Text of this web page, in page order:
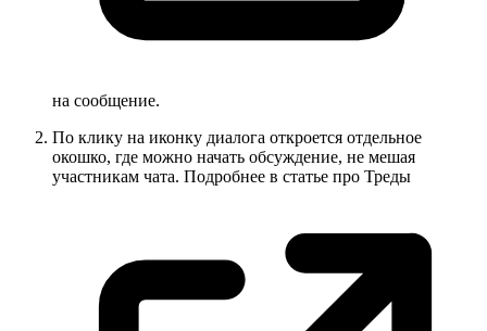
на сообщение.
По клику на иконку диалога откроется отдельное
окошко, где можно начать обсуждение, не мешая
участникам чата. Подробнее в статье про Треды